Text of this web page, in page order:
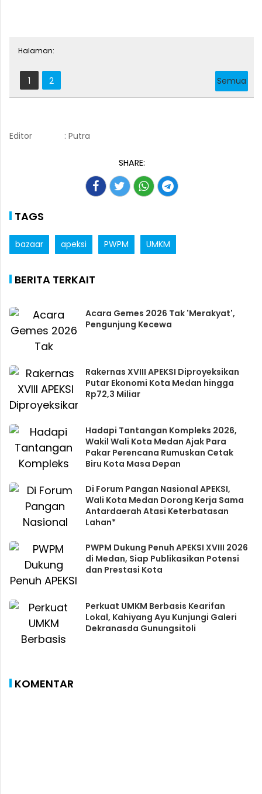
Halaman:
1 2 Semua
Editor : Putra
SHARE:
TAGS
bazaar apeksi PWPM UMKM
BERITA TERKAIT
Acara Gemes 2026 Tak 'Merakyat',
Pengunjung Kecewa
Rakernas XVIII APEKSI Diproyeksikan
Putar Ekonomi Kota Medan hingga
Rp72,3 Miliar
Hadapi Tantangan Kompleks 2026,
Wakil Wali Kota Medan Ajak Para
Pakar Perencana Rumuskan Cetak
Biru Kota Masa Depan
Di Forum Pangan Nasional APEKSI,
Wali Kota Medan Dorong Kerja Sama
Antardaerah Atasi Keterbatasan
Lahan*
PWPM Dukung Penuh APEKSI XVIII 2026
di Medan, Siap Publikasikan Potensi
dan Prestasi Kota
Perkuat UMKM Berbasis Kearifan
Lokal, Kahiyang Ayu Kunjungi Galeri
Dekranasda Gunungsitoli
KOMENTAR